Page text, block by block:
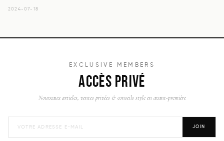
2024-07-18
EXCLUSIVE MEMBERS
ACCÈS PRIVÉ
Nouveaux articles, ventes privées & conseils style en avant-première
JOIN